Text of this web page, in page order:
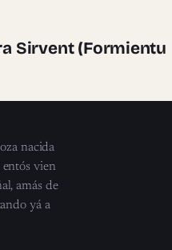
Sirvent (Formientu
nacida
vien
amás de
yá a